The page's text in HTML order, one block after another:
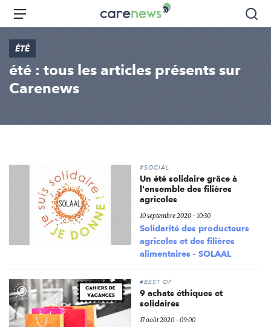
Aller
principal
Carenews,
Le
acteurs
Menu
ÉTÉ
été : tous les articles présents sur
Carenews
#SOCIAL
Un été solidaire grâce à
l'ensemble des filières
agricoles
10 septembre 2020 - 10:30
Solidarité des producteurs
agricoles et des filières
alimentaires - SOLAAL
#BEST OF
9 achats éthiques et
solidaires
17 août 2020 - 09:00